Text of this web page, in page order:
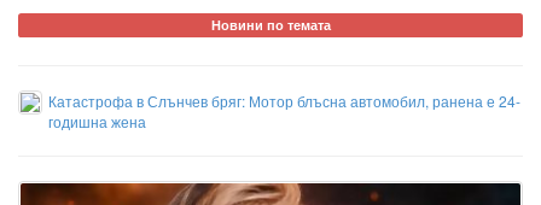
Новини по темата
Катастрофа в Слънчев бряг: Мотор блъсна автомобил, ранена е 24-
годишна жена